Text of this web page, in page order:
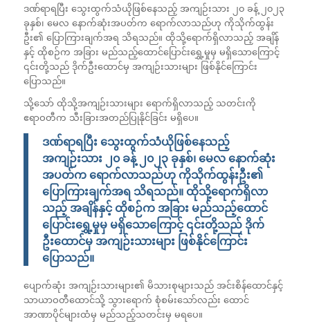
ဒဏ်ရာရပြီး သွေးထွက်သံယိုဖြစ်နေသည့် အကျဉ်းသား ၂၀ ခန့် ၂၀၂၃
ခုနှစ်၊ မေလ နောက်ဆုံးအပတ်က ရောက်လာသည်ဟု ကိုသိုက်ထွန်း
ဦး၏ ပြောကြားချက်အရ သိရသည်။ ထိုသို့ရောက်ရှိလာသည့် အချိန်
နှင့် ထိုစဉ်က အခြား မည်သည့်ထောင်ပြောင်းရွှေ့မှုမှ မရှိသောကြောင့်
၎င်းတို့သည် ဒိုက်ဦးထောင်မှ အကျဉ်းသားများ ဖြစ်နိုင်ကြောင်း
ပြောသည်။
သို့သော် ထိုသို့အကျဉ်းသားများ ရောက်ရှိလာသည့် သတင်းကို
ဧရာဝတီက သီးခြားအတည်ပြုနိုင်ခြင်း မရှိပေ။
ဒဏ်ရာရပြီး သွေးထွက်သံယိုဖြစ်နေသည့်
အကျဉ်းသား ၂၀ ခန့် ၂၀၂၃ ခုနှစ်၊ မေလ နောက်ဆုံး
အပတ်က ရောက်လာသည်ဟု ကိုသိုက်ထွန်းဦး၏
ပြောကြားချက်အရ သိရသည်။ ထိုသို့ရောက်ရှိလာ
သည့် အချိန်နှင့် ထိုစဉ်က အခြား မည်သည့်ထောင်
ပြောင်းရွှေ့မှုမှ မရှိသောကြောင့် ၎င်းတို့သည် ဒိုက်
ဦးထောင်မှ အကျဉ်းသားများ ဖြစ်နိုင်ကြောင်း
ပြောသည်။
ပျောက်ဆုံး အကျဉ်းသားများ၏ မိသားစုများသည် အင်းစိန်ထောင်နှင့်
သာယာဝတီထောင်သို့ သွားရောက် စုံစမ်းသော်လည်း ထောင်
အာဏာပိုင်များထံမှ မည်သည့်သတင်းမှ မရပေ။